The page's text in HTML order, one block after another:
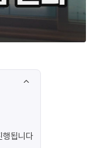
행됩니다